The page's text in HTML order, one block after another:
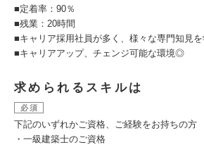
■定着率：90％
■残業：20時間
■キャリア採用社員が多く、様々な専門知見
■キャリアアップ、チェンジ可能な環境◎
求められるスキルは
必須
下記のいずれかご資格、ご経験をお持ちの方
・一級建築士のご資格